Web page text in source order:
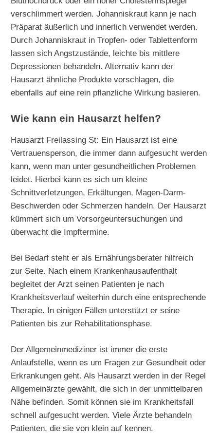
verschlimmert werden. Johanniskraut kann je nach
Präparat äußerlich und innerlich verwendet werden.
Durch Johanniskraut in Tropfen- oder Tablettenform
lassen sich Angstzustände, leichte bis mittlere
Depressionen behandeln. Alternativ kann der
Hausarzt ähnliche Produkte vorschlagen, die
ebenfalls auf eine rein pflanzliche Wirkung basieren.
Wie kann ein Hausarzt helfen?
Hausarzt Freilassing St: Ein Hausarzt ist eine
Vertrauensperson, die immer dann aufgesucht werden
kann, wenn man unter gesundheitlichen Problemen
leidet. Hierbei kann es sich um kleine
Schnittverletzungen, Erkältungen, Magen-Darm-
Beschwerden oder Schmerzen handeln. Der Hausarzt
kümmert sich um Vorsorgeuntersuchungen und
überwacht die Impftermine.
Bei Bedarf steht er als Ernährungsberater hilfreich
zur Seite. Nach einem Krankenhausaufenthalt
begleitet der Arzt seinen Patienten je nach
Krankheitsverlauf weiterhin durch eine entsprechende
Therapie. In einigen Fällen unterstützt er seine
Patienten bis zur Rehabilitationsphase.
Der Allgemeinmediziner ist immer die erste
Anlaufstelle, wenn es um Fragen zur Gesundheit oder
Erkrankungen geht. Als Hausarzt werden in der Regel
Allgemeinärzte gewählt, die sich in der unmittelbaren
Nähe befinden. Somit können sie im Krankheitsfall
schnell aufgesucht werden. Viele Ärzte behandeln
Patienten, die sie von klein auf kennen.